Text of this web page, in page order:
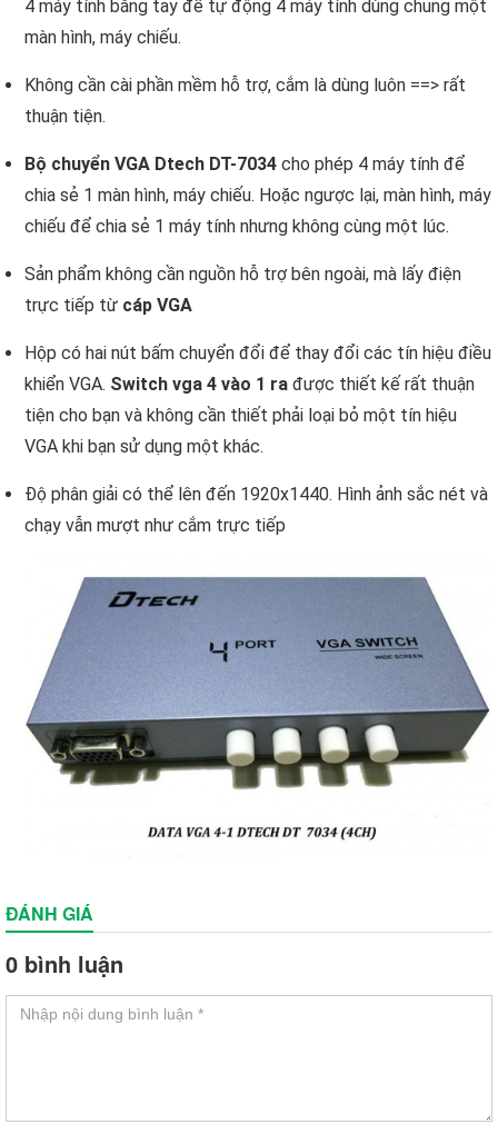
4 máy tính bằng tay để tự động 4 máy tính dùng chung một
màn hình, máy chiếu.
Không cần cài phần mềm hỗ trợ, cắm là dùng luôn ==> rất
thuận tiện.
Bộ chuyển VGA Dtech DT-7034 cho phép 4 máy tính để
chia sẻ 1 màn hình, máy chiếu. Hoặc ngược lại, màn hình, máy
chiếu để chia sẻ 1 máy tính nhưng không cùng một lúc.
Sản phẩm không cần nguồn hỗ trợ bên ngoài, mà lấy điện
trực tiếp từ cáp VGA
Hộp có hai nút bấm chuyển đổi để thay đổi các tín hiệu điều
khiển VGA. Switch vga 4 vào 1 ra được thiết kế rất thuận
tiện cho bạn và không cần thiết phải loại bỏ một tín hiệu
VGA khi bạn sử dụng một khác.
Độ phân giải có thể lên đến 1920x1440. Hình ảnh sắc nét và
chạy vẫn mượt như cắm trực tiếp
ĐÁNH GIÁ
0 bình luận